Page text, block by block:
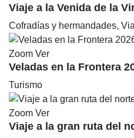
Viaje a la Venida de la
Cofradías y hermandades,
Zoom Ver
Veladas en la Frontera
Turismo
Zoom Ver
Viaje a la gran ruta del